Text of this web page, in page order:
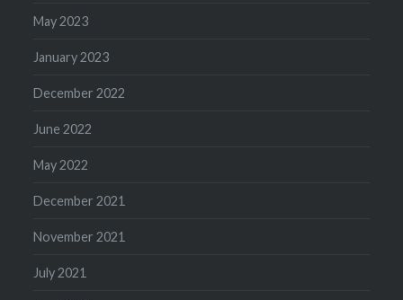
May 2023
January 2023
December 2022
June 2022
May 2022
December 2021
November 2021
July 2021